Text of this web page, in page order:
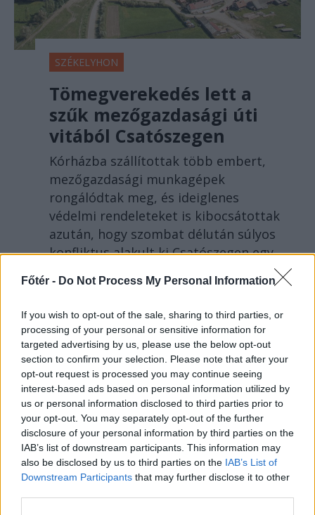
Főtér - Do Not Process My Personal Information
If you wish to opt-out of the sale, sharing to third parties, or
processing of your personal or sensitive information for
targeted advertising by us, please use the below opt-out
section to confirm your selection. Please note that after your
opt-out request is processed you may continue seeing
interest-based ads based on personal information utilized by
us or personal information disclosed to third parties prior to
your opt-out. You may separately opt-out of the further
disclosure of your personal information by third parties on the
IAB’s list of downstream participants. This information may
also be disclosed by us to third parties on the IAB’s List of
Downstream Participants that may further disclose it to other
SZÉKELYHON
Tömegverekedés lett a
szűk mezőgazdasági úti
vitából Csatószegen
Kórházba szállítottak több embert,
mezőgazdasági munkagépek
rongálódtak meg, és ideiglenes
védelmi rendeleteket is kibocsátottak
azután, hogy szombat délután súlyos
konfliktus alakult ki Csatószegen egy
KRÓNIKA
Büntetőfeljelentést tett
Majka ügyvédje a
romániai telefonszámról
érkezett fenyegetés miatt
Büntetőfeljelentést tett csütörtökön
Majka romániai jogi képviselője a
sepsiszentgyörgyi Sic Feszt fesztiválra